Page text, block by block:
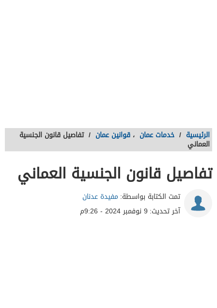
الرئيسية / خدمات عمان ، قوانين عمان / تفاصيل قانون الجنسية
العماني
تفاصيل قانون الجنسية العماني
تمت الكتابة بواسطة: مفيدة عدنان
آخر تحديث: 9 نوفمبر 2024 - 9:26م